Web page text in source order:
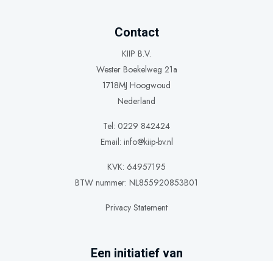
Contact
KIIP B.V.
Wester Boekelweg 21a
1718MJ Hoogwoud
Nederland
Tel: 0229 842424
Email: info@kiip-bv.nl
KVK: 64957195
BTW nummer: NL855920853B01
Privacy Statement
Een initiatief van